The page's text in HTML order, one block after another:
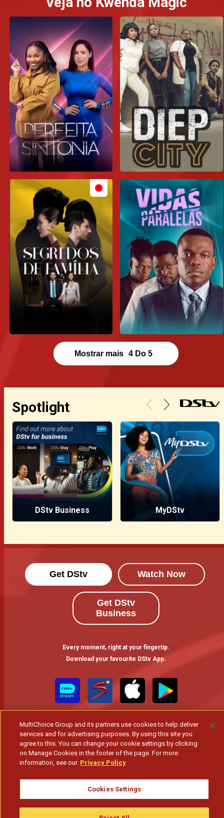
Mostrar mais 4 Do 5
Spotlight
DStv Business MyDStv
Get DStv Watch Now
Get DStv
Business
Every moment, right at your fingertip.
Download your favourite DStv App.
MultiChoice Website Terms of Use
Gerir Cookies
MultiChoice Group and its partners use cookies to help deliver
services and for advertising purposes. By using this site you
agree to this. You can change your cookie settings by clicking
on Manage Cookies in the footer of the page. For more
information, see our Privacy Policy
Cookies Settings